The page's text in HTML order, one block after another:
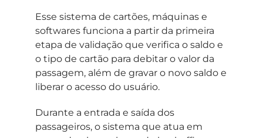
Esse sistema de cartões, máquinas e
softwares funciona a partir da primeira
etapa de validação que verifica o saldo e
o tipo de cartão para debitar o valor da
passagem, além de gravar o novo saldo e
liberar o acesso do usuário.
Durante a entrada e saída dos
passageiros, o sistema que atua em